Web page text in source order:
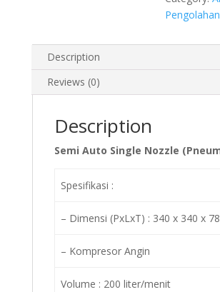
Description
Reviews (0)
Description
Semi Auto Single Nozzle
Spesifikasi :
– Dimensi (PxLxT) : 340 x 340 x
– Kompresor Angin
Volume : 200 liter/menit